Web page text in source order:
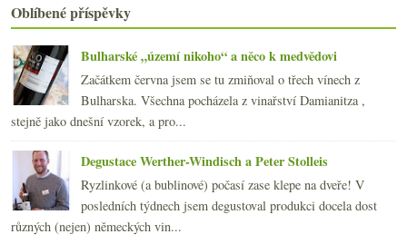
Červená Morava, růžové Španělsko a k tomu Malbec z...
Proč jim to víno neomlátím o hlavu?
Ryzlink králem, bio na vinětu nepište, RFID, exper...
Hans Czerny a přehlídka pochoutek z Wagramu
Co víno dalo a vzalo
Výsledky ankety „Víno a čokoláda?“
Trojice červených - Portugal, Frankovka a André
Gallo žalován v USA, Krev do vína, boj za lahve a ...
Vinařství Flajšinger a jejich „jiný“ přístup
Vinný realista se zatím čínsky učit nemusí
►února(20)
►ledna(20)
Oblíbené příspěvky
Bulharské „území nikoho“ a něco k medvědovi
Začátkem června jsem se tu zmiňoval o třech vínech z
Bulharska. Všechna pocházela z vinařství Damianitza ,
stejně jako dnešní vzorek, a pro...
Degustace Werther-Windisch a Peter Stolleis
Ryzlinkové (a bublinové) počasí zase klepe na dveře! V
posledních týdnech jsem degustoval produkci docela dost
různých (nejen) německých vin...